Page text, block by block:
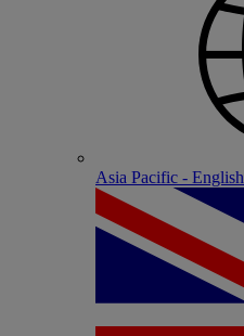
Asia Pacific - English